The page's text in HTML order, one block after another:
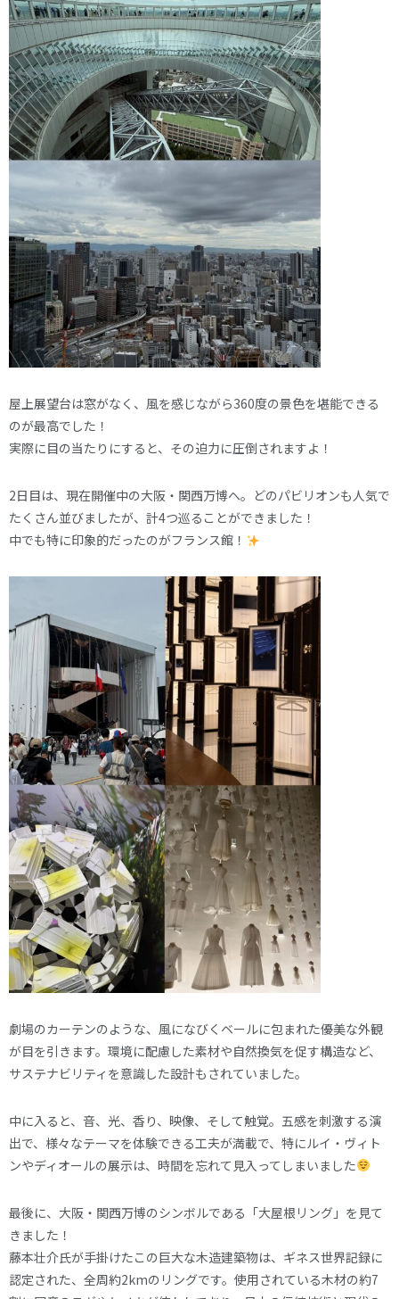
屋上展望台は窓がなく、風を感じながら360度の景色を堪能できる
のが最高でした！
実際に目の当たりにすると、その迫力に圧倒されますよ！
2日目は、現在開催中の大阪・関西万博へ。どのパビリオンも人気で
たくさん並びましたが、計4つ巡ることができました！
中でも特に印象的だったのがフランス館！
劇場のカーテンのような、風になびくベールに包まれた優美な外観
が目を引きます。環境に配慮した素材や自然換気を促す構造など、
サステナビリティを意識した設計もされていました。
中に入ると、音、光、香り、映像、そして触覚。五感を刺激する演
出で、様々なテーマを体験できる工夫が満載で、特にルイ・ヴィト
ンやディオールの展示は、時間を忘れて見入ってしまいました
最後に、大阪・関西万博のシンボルである「大屋根リング」を見て
きました！
藤本壮介氏が手掛けたこの巨大な木造建築物は、ギネス世界記録に
認定された、全周約2kmのリングです。使用されている木材の約7